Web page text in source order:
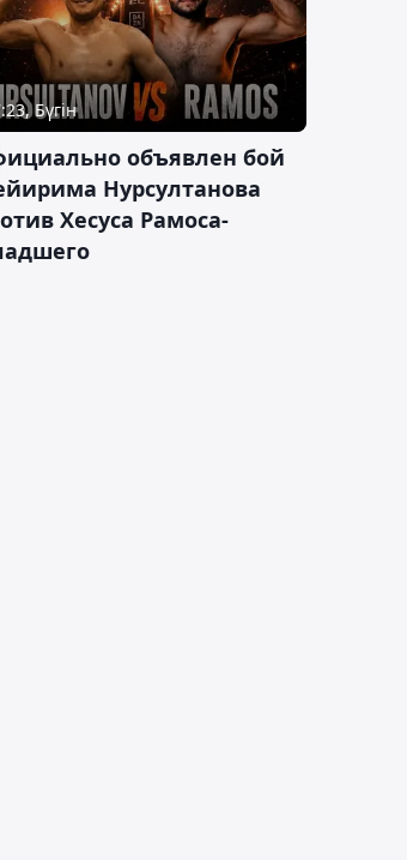
Бүгін
объявлен бой
Нурсултанова
Хесуса Рамоса-